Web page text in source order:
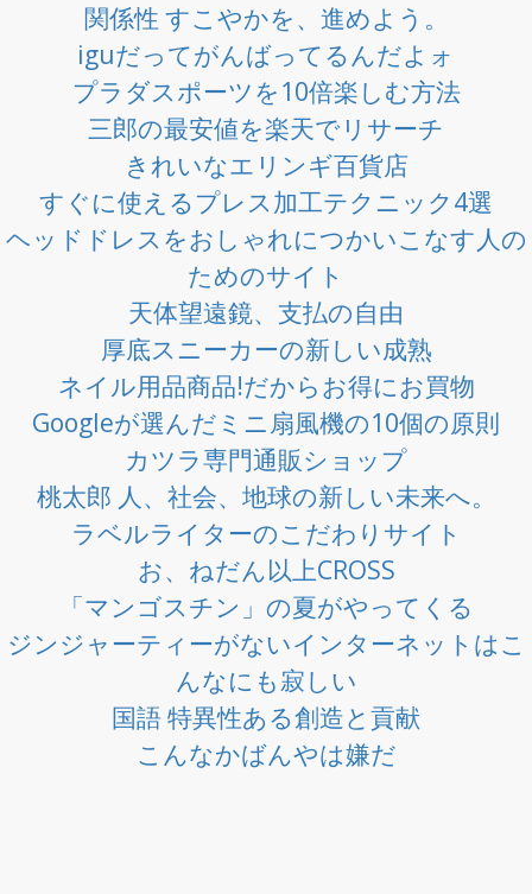
関係性 すこやかを、進めよう。
iguだってがんばってるんだよォ
プラダスポーツを10倍楽しむ方法
三郎の最安値を楽天でリサーチ
きれいなエリンギ百貨店
すぐに使えるプレス加工テクニック4選
ヘッドドレスをおしゃれにつかいこなす人の
ためのサイト
天体望遠鏡、支払の自由
厚底スニーカーの新しい成熟
ネイル用品商品!だからお得にお買物
Googleが選んだミニ扇風機の10個の原則
カツラ専門通販ショップ
桃太郎 人、社会、地球の新しい未来へ。
ラベルライターのこだわりサイト
お、ねだん以上CROSS
「マンゴスチン」の夏がやってくる
ジンジャーティーがないインターネットはこ
んなにも寂しい
国語 特異性ある創造と貢献
こんなかばんやは嫌だ